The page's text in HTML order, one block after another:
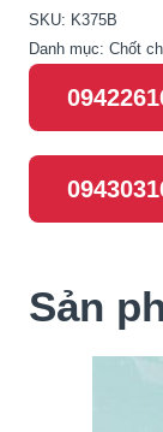
SKU: K375B
Danh mục: Chốt
Sản